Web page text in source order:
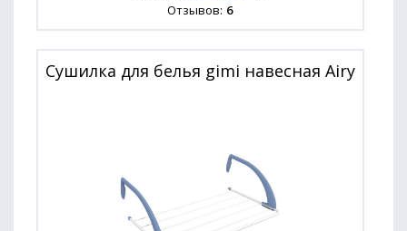
Отзывов: 6
Сушилка для белья gimi навесная Airy